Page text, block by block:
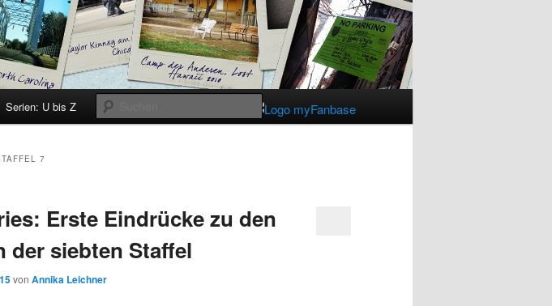
Suchen
Serien: U bis Z
7
Erste Eindrücke zu den
der siebten Staffel
von Annika Leichner